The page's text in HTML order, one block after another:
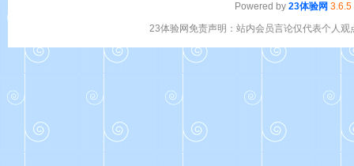
Powered by 23体验网 3.6.5
23体验网免责声明：站内会员言论仅代表个人